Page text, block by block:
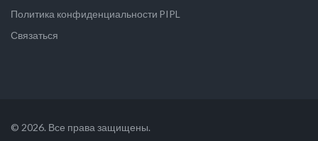
Политика конфиденциальности PIPL
Связаться
© 2026. Все права защищены.